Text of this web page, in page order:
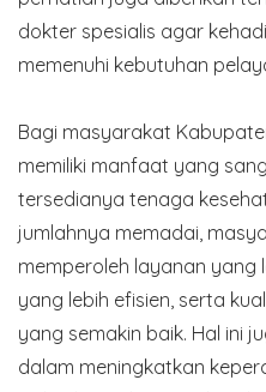
dokter spesialis agar
memenuhi kebutuhan
Bagi masyarakat
memiliki manfaat yang
tersedianya tenaga
jumlahnya memadai,
memperoleh layanan yang
yang lebih efisien, serta
yang semakin baik. Hal ini
dalam meningkatkan